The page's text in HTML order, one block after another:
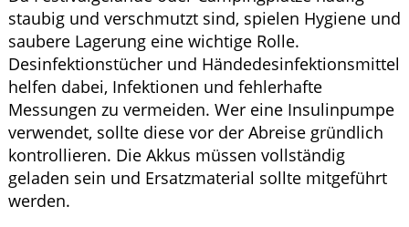
staubig und verschmutzt sind, spielen Hygiene und
saubere Lagerung eine wichtige Rolle.
Desinfektionstücher und Händedesinfektionsmittel
helfen dabei, Infektionen und fehlerhafte
Messungen zu vermeiden. Wer eine Insulinpumpe
verwendet, sollte diese vor der Abreise gründlich
kontrollieren. Die Akkus müssen vollständig
geladen sein und Ersatzmaterial sollte mitgeführt
werden.